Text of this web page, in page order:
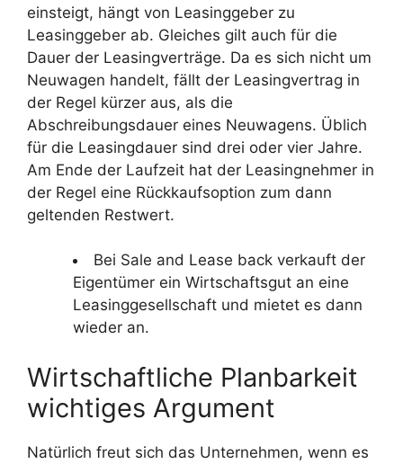
einsteigt, hängt von Leasinggeber zu
Leasinggeber ab. Gleiches gilt auch für die
Dauer der Leasingverträge. Da es sich nicht um
Neuwagen handelt, fällt der Leasingvertrag in
der Regel kürzer aus, als die
Abschreibungsdauer eines Neuwagens. Üblich
für die Leasingdauer sind drei oder vier Jahre.
Am Ende der Laufzeit hat der Leasingnehmer in
der Regel eine Rückkaufsoption zum dann
geltenden Restwert.
Bei Sale and Lease back verkauft der
Eigentümer ein Wirtschaftsgut an eine
Leasinggesellschaft und mietet es dann
wieder an.
Wirtschaftliche Planbarkeit
wichtiges Argument
Natürlich freut sich das Unternehmen, wenn es